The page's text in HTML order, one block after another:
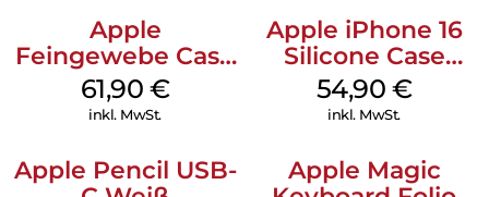
Apple
Feingewebe Case
iPhone 15 Pro
MagSafe Schwarz
61,90 €
inkl. MwSt.
Apple iPhone 16
Silicone Case
MagSafe Lake
Green
54,90 €
inkl. MwSt.
Apple Pencil USB-
Apple Magic